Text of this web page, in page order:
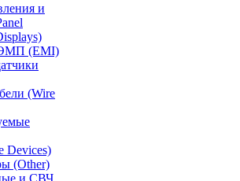
и
(EMI)
(Wire
Devices)
(Other)
и СВЧ